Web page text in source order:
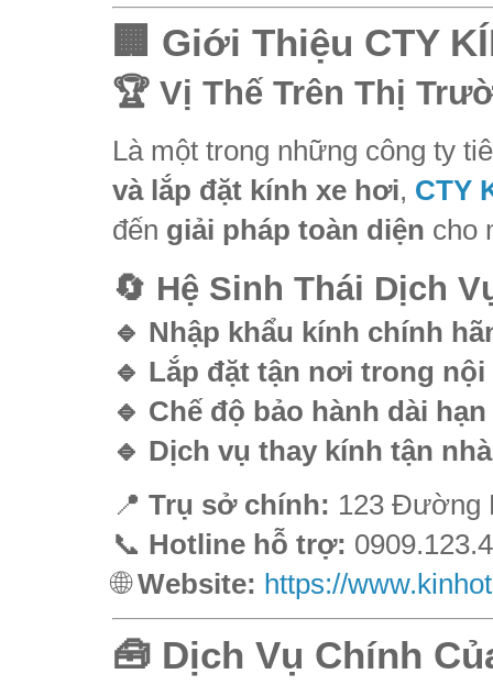
🏢 Giới Thiệu CTY
🏆 Vị Thế Trên Thị
Là một trong những công ty
và lắp đặt kính xe hơi, CTY
đến giải pháp toàn diện cho
🔄 Hệ Sinh Thái Dịch
🔹 Nhập khẩu kính chính
🔹 Lắp đặt tận nơi trong nội
🔹 Chế độ bảo hành dài hạn
🔹 Dịch vụ thay kính tận nhà
📍 Trụ sở chính: 123 Đường
📞 Hotline hỗ trợ:
🌐Website: https://
🧰 Dịch Vụ Chính